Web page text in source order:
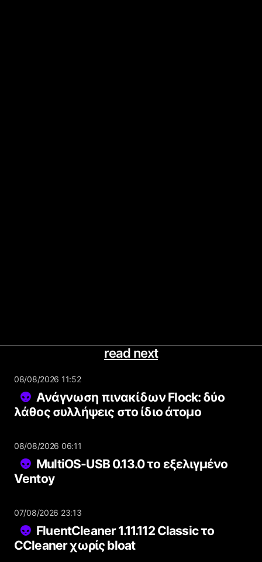
read next
08/08/2026 11:52
Ανάγνωση πινακίδων Flock: δύο
λάθος συλλήψεις στο ίδιο άτομο
08/08/2026 06:11
MultiOS-USB 0.13.0 το εξελιγμένο
Ventoy
07/08/2026 23:13
FluentCleaner 1.11.112 Classic το
CCleaner χωρίς bloat